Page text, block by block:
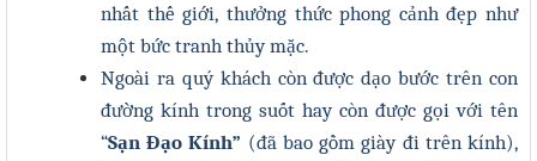
nhất thế giới, thưởng thức phong cảnh đẹp như
một bức tranh thủy mặc.
Ngoài ra quý khách còn được dạo bước trên con
đường kính trong suốt hay còn được gọi với tên
“Sạn Đạo Kính” (đã bao gồm giày đi trên kính),